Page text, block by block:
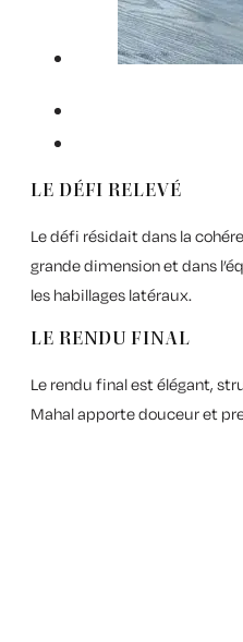
LE DÉFI RELEVÉ
Le défi résidait dans la
grande dimension et dans
les habillages latéraux.
LE RENDU FINAL
Le rendu final est élégant,
Mahal apporte douceur et